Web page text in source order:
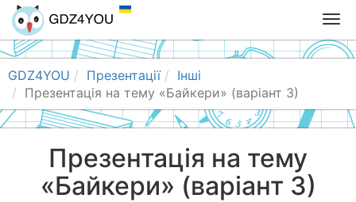
T
o
g
e
n
GDZ4YOU Презентації
Інші
Презентація на тему «Байкери» (варіант 3)
Презентація на тему
«Байкери» (варіант 3)